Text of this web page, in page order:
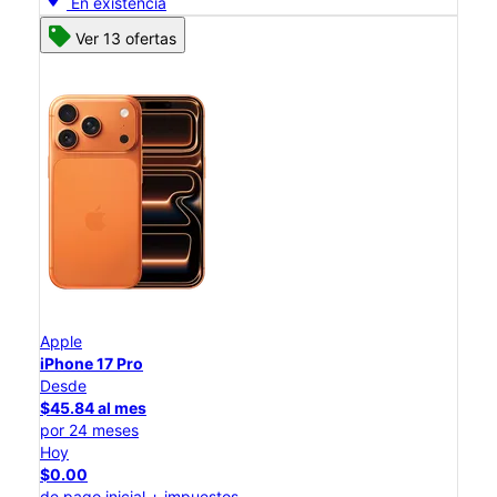
Ver 13 ofertas
Apple
iPhone 17 Pro
Desde
$45.84 al mes
por 24 meses
Hoy
$0.00